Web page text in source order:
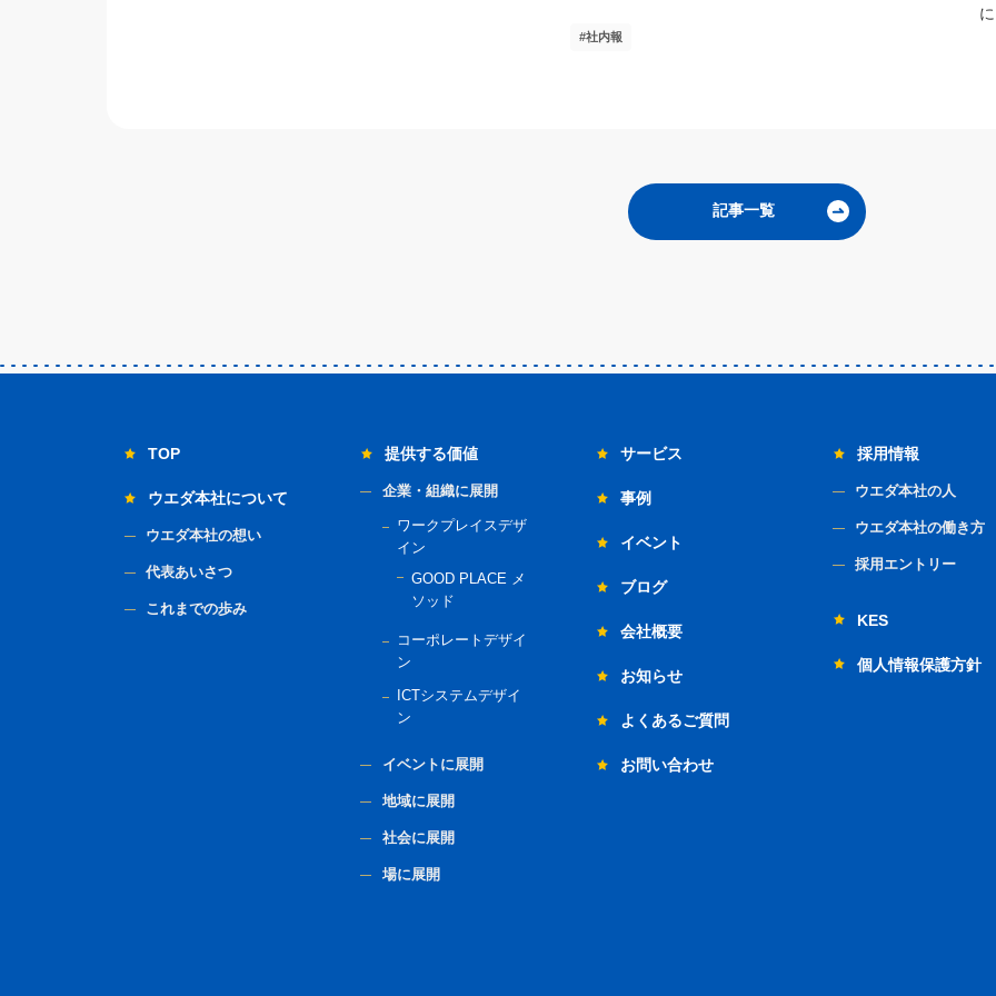
社内報
記事一覧
TOP
ウエダ本社について
ウエダ本社の想い
代表あいさつ
これまでの歩み
提供する価値
企業・組織に展開
ワークプレイスデザ
イン
GOOD PLACE メ
ソッド
コーポレートデザイ
ン
ICTシステムデザイ
ン
イベントに展開
地域に展開
社会に展開
場に展開
サービス
事例
イベント
ブログ
会社概要
お知らせ
よくあるご質問
お問い合わせ
採用情報
ウエダ本社の人
ウエダ本社の働き方
採用エントリー
KES
個人情報保護方針